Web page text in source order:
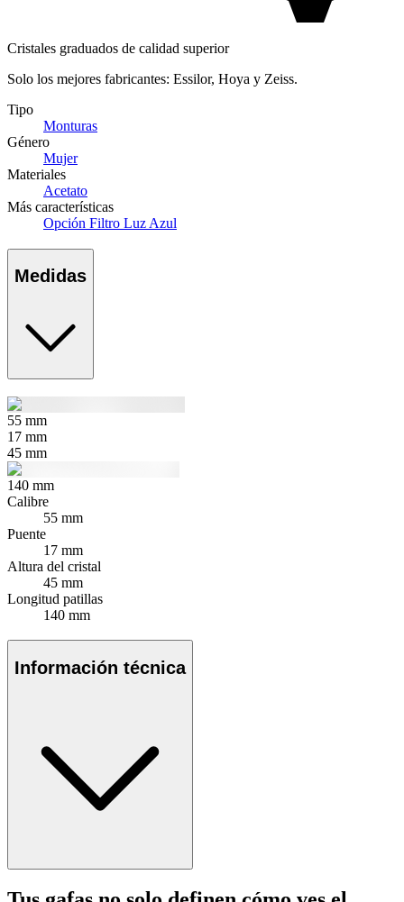
Cristales graduados de calidad superior
Solo los mejores fabricantes: Essilor, Hoya y Zeiss.
Tipo
Monturas
Género
Mujer
Materiales
Acetato
Más características
Opción Filtro Luz Azul
Medidas
55 mm
17 mm
45 mm
140 mm
Calibre
55 mm
Puente
17 mm
Altura del cristal
45 mm
Longitud patillas
140 mm
Información técnica